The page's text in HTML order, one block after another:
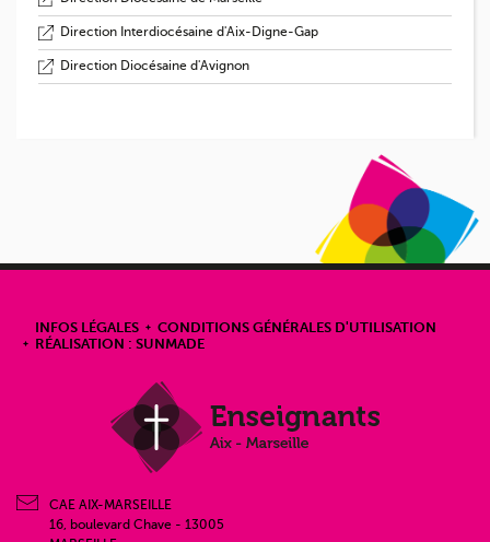
Direction Interdiocésaine d'Aix-Digne-Gap
Direction Diocésaine d'Avignon
INFOS LÉGALES
CONDITIONS GÉNÉRALES D'UTILISATION
RÉALISATION : SUNMADE
CAE AIX-MARSEILLE
16, boulevard Chave - 13005